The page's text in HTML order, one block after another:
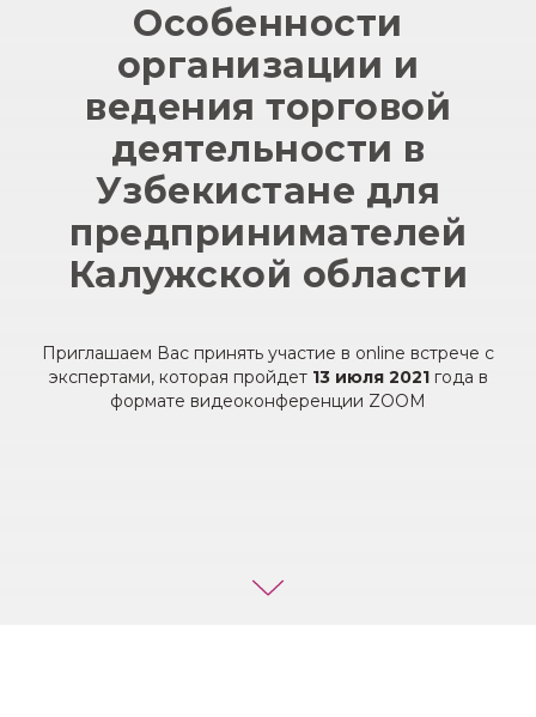
Особенности
организации и
ведения торговой
деятельности в
Узбекистане для
предпринимателей
Калужской области
Приглашаем Вас принять участие в online встрече с
экспертами, которая пройдет13 июля 2021года в
формате видеоконференции ZOOM